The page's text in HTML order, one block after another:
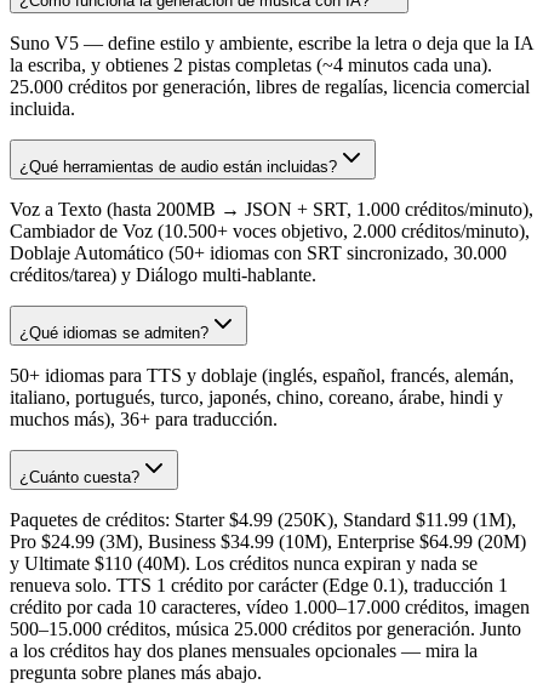
Suno V5 — define estilo y ambiente, escribe la letra o deja que la IA
la escriba, y obtienes 2 pistas completas (~4 minutos cada una).
25.000 créditos por generación, libres de regalías, licencia comercial
incluida.
¿Qué herramientas de audio están incluidas?
Voz a Texto (hasta 200MB → JSON + SRT, 1.000 créditos/minuto),
Cambiador de Voz (10.500+ voces objetivo, 2.000 créditos/minuto),
Doblaje Automático (50+ idiomas con SRT sincronizado, 30.000
créditos/tarea) y Diálogo multi-hablante.
¿Qué idiomas se admiten?
50+ idiomas para TTS y doblaje (inglés, español, francés, alemán,
italiano, portugués, turco, japonés, chino, coreano, árabe, hindi y
muchos más), 36+ para traducción.
¿Cuánto cuesta?
Paquetes de créditos: Starter $4.99 (250K), Standard $11.99 (1M),
Pro $24.99 (3M), Business $34.99 (10M), Enterprise $64.99 (20M)
y Ultimate $110 (40M). Los créditos nunca expiran y nada se
renueva solo. TTS 1 crédito por carácter (Edge 0.1), traducción 1
crédito por cada 10 caracteres, vídeo 1.000–17.000 créditos, imagen
500–15.000 créditos, música 25.000 créditos por generación. Junto
a los créditos hay dos planes mensuales opcionales — mira la
pregunta sobre planes más abajo.